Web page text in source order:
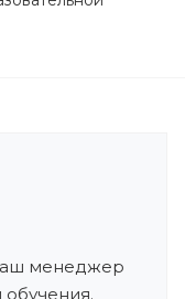
менеджер